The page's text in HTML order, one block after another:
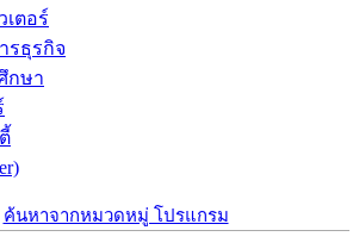
เตอร์
รธุรกิจ
กษา
ค้นหาจากหมวดหมู่ โปรแกรม